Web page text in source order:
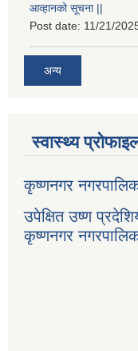
आव्हानको सूचना ||
Post date: 11/21/
अन्य
स्वास्थ्य
कृष्णनगर
उपेक्षित उष्ण
कृष्णनगर